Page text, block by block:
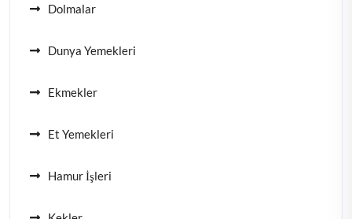
Dolmalar
Dunya Yemekleri
Ekmekler
Et Yemekleri
Hamur İşleri